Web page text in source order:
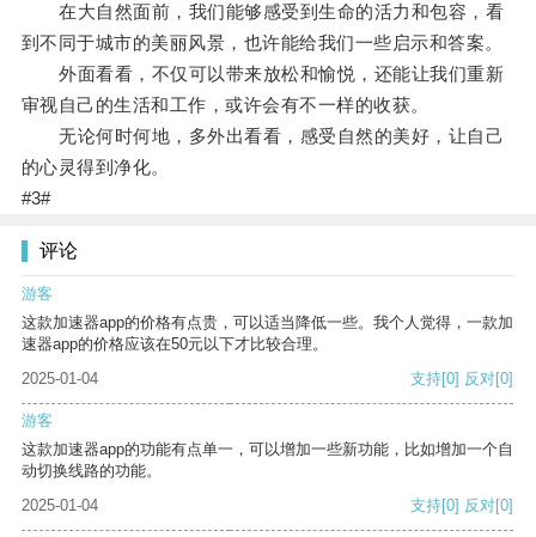
在大自然面前，我们能够感受到生命的活力和包容，看
到不同于城市的美丽风景，也许能给我们一些启示和答案。
外面看看，不仅可以带来放松和愉悦，还能让我们重新
审视自己的生活和工作，或许会有不一样的收获。
无论何时何地，多外出看看，感受自然的美好，让自己
的心灵得到净化。
#3#
评论
游客
这款加速器app的价格有点贵，可以适当降低一些。我个人觉得，一款加
速器app的价格应该在50元以下才比较合理。
2025-01-04
支持[0] 反对[0]
游客
这款加速器app的功能有点单一，可以增加一些新功能，比如增加一个自
动切换线路的功能。
2025-01-04
支持[0] 反对[0]